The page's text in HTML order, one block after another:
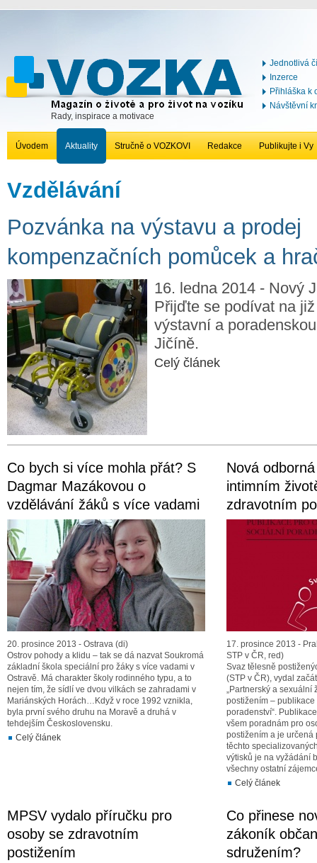
Rady, inspirace a motivace
Jednotlivá
Inzerce
Přihláška k
Návštěvní
Úvodem Aktuality Stručně o VOZKOVI Redakce Publikujte i Vy
Vzdělávání
Pozvánka na výstavu a prodej
kompenzačních pomůcek a
16. ledna 2014 - Nový
Přijďte se podívat na
výstavní a
Jičíně.
Celý článek
Co bych si více mohla přát? S
Dagmar Mazákovou o
vzdělávání žáků s více vadami
20. prosince 2013 - Ostrava (di)
Ostrov pohody a klidu – tak se dá nazvat Soukromá
základní škola speciální pro žáky s více vadami v
Ostravě. Má charakter školy rodinného typu, a to
nejen tím, že sídlí ve dvou vilkách se zahradami v
Mariánských Horách…Když v roce 1992 vznikla,
byla první svého druhu na Moravě a druhá v
tehdejším Československu.
Celý článek
Nová
intimním
zdravotním
17. prosince 2013 -
STP v ČR, red)
Svaz tělesně
(STP v ČR), vydal
„Partnerský a sexuální
postižením –
poradenství“.
všem poradnám pro
postižením a je určená
těchto
výtisků je na vyžádání
všechny ostatní
Celý článek
MPSV vydalo příručku pro
osoby se zdravotním
postižením
Co přinese
zákoník
sdružením?